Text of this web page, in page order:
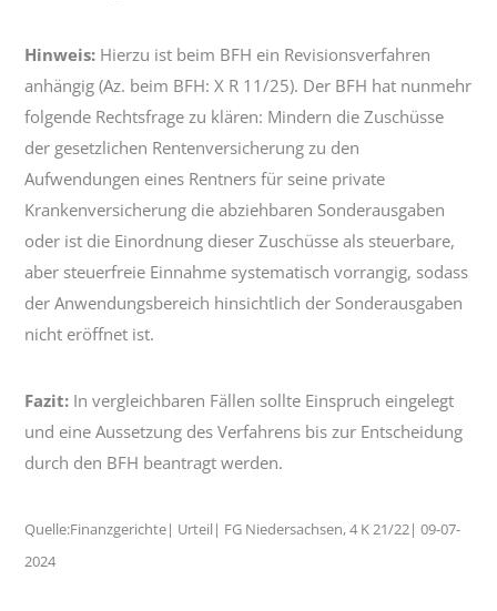
Hinweis: Hierzu ist beim BFH ein Revisionsverfahren
anhängig (Az. beim BFH: X R 11/25). Der BFH hat nunmehr
folgende Rechtsfrage zu klären: Mindern die Zuschüsse
der gesetzlichen Rentenversicherung zu den
Aufwendungen eines Rentners für seine private
Krankenversicherung die abziehbaren Sonderausgaben
oder ist die Einordnung dieser Zuschüsse als steuerbare,
aber steuerfreie Einnahme systematisch vorrangig, sodass
der Anwendungsbereich hinsichtlich der Sonderausgaben
nicht eröffnet ist.
Fazit: In vergleichbaren Fällen sollte Einspruch eingelegt
und eine Aussetzung des Verfahrens bis zur Entscheidung
durch den BFH beantragt werden.
Quelle:Finanzgerichte| Urteil| FG Niedersachsen, 4 K 21/22| 09-07-
2024